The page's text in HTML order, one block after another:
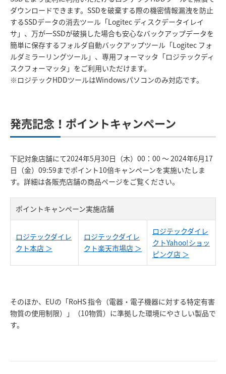
ダウンロードできます。SSDを破棄する際の機密情報漏洩を防止
するSSDデータの消去ツール「Logitec ディスクデータイレイ
サ」、万が一SSDが破損した場合も安心なバックアップデータを
簡単に保存するフォルダ自動バックアップツール「Logitec フォ
ルダミラーリングツール」、専用フォーマッタ「ロジテックディ
スクフォーマッタ」をご利用いただけます。
※ロジテックHDDツールはWindowsパソコンのみ対応です。
発売記念！ポイントキャンペーン
下記対象店舗にて2024年5月30日（木）00：00 ～ 2024年6月17
日（金）09:59までポイント10倍キャンペーンを実施いたしま
す。詳細は各販売店舗の商品ページをご覧ください。
ポイントキャンペーン実施店舗
ロジテックダイレ
クト本店 ＞
ロジテックダイレ
クト楽天市場店 ＞
ロジテックダイレ
クトYahoo!ショッ
ピング店 ＞
そのほか、EUの「RoHS 指令（電器・電子機器に対する特定有害
物質の使用制限）」（10物質）に準拠した環境にやさしい製品で
す。